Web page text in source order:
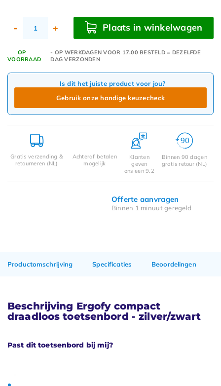
- + Plaats in winkelwagen
OP
VOORRAAD
- OP WERKDAGEN VOOR 17.00 BESTELD = DEZELFDE
DAG VERZONDEN
Is dit het juiste product voor jou?
Gebruik onze handige keuzecheck
Gratis verzending &
retourneren (NL)
Achteraf betalen
mogelijk
Klanten
geven
ons een 9.2
Binnen 90 dagen
gratis retour (NL)
Offerte aanvragen
Binnen 1 minuut geregeld
Productomschrijving Specificaties Beoordelingen
Beschrijving Ergofy compact
draadloos toetsenbord - zilver/zwart
Past dit toetsenbord bij mij?